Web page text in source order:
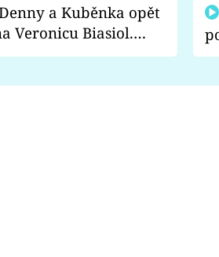
a Kuběnka opět
Veronicu Biasiol.
podle nich falešná a